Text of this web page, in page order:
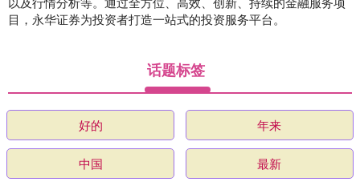
目，永华证券为投资者打造一站式的投资服务平台。
话题标签
好的 年来
中国 最新